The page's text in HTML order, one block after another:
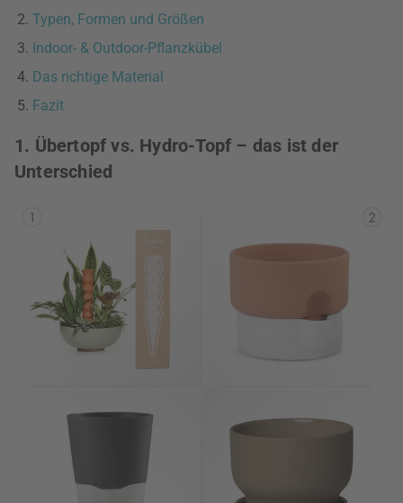
Typen, Formen und Größen
Indoor- & Outdoor-Pflanzkübel
Das richtige Material
Fazit
1. Übertopf vs. Hydro-Topf – das ist der
Unterschied